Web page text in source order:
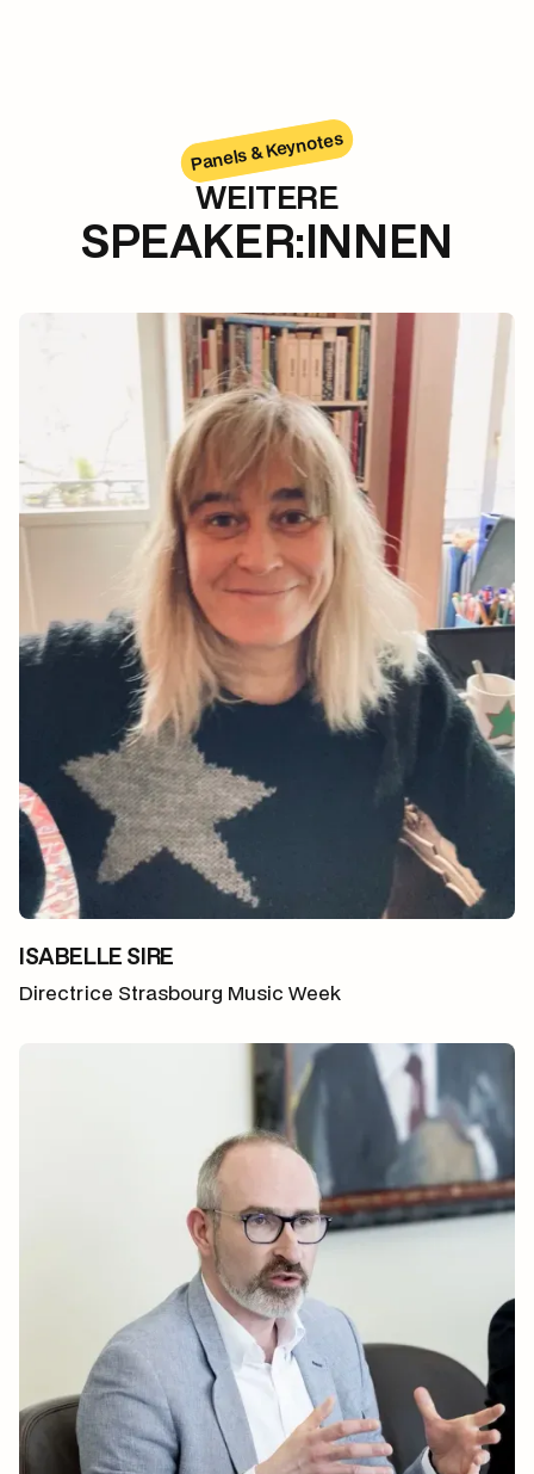
Panels & Keynotes
WEITERE
SPEAKER:INNEN
ISABELLE SIRE
Directrice Strasbourg Music Week